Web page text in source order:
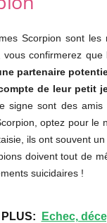
Scorpion sont les
vous confirmerez
partenaire
de leur petit
signe sont des
optez pour le
ils ont souvent
doivent tout de
suicidaires !
Echec,